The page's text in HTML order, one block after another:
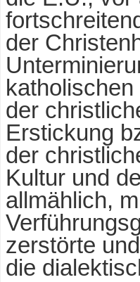
der
der
Erstickung
der
Kultur und
allmählich,
zerstörte
die